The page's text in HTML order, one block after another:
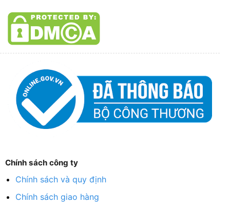
Chính sách công ty
Chính sách và quy định
Chính sách giao hàng